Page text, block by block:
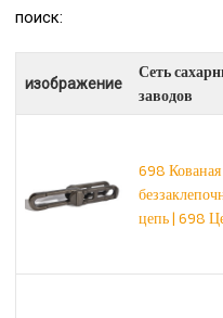
поиск:
изображение
Сеть
заводов
698 Кованая
цепь | 698